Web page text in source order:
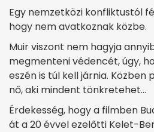
Egy nemzetközi konfliktustól
hogy nem avatkoznak közbe.
Muir viszont nem hagyja
megmenteni védencét, úgy,
eszén is túl kell járnia. Közben
nő, aki mindent tönkretehet…
Érdekesség, hogy a filmben
át a 20 évvel ezelőtti Kelet-